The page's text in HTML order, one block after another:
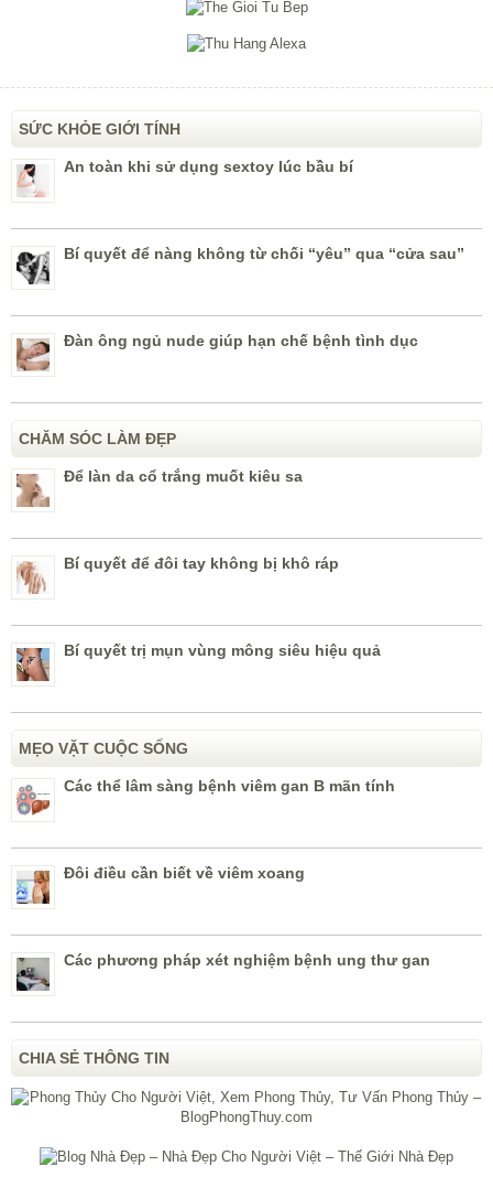
SỨC KHỎE GIỚI TÍNH
An toàn khi sử dụng sextoy lúc bầu bí
Bí quyết để nàng không từ chối “yêu” qua “cửa sau”
Đàn ông ngủ nude giúp hạn chế bệnh tình dục
CHĂM SÓC LÀM ĐẸP
Để làn da cổ trắng muốt kiêu sa
Bí quyết để đôi tay không bị khô ráp
Bí quyết trị mụn vùng mông siêu hiệu quả
MẸO VẶT CUỘC SỐNG
Các thể lâm sàng bệnh viêm gan B mãn tính
Đôi điều cần biết về viêm xoang
Các phương pháp xét nghiệm bệnh ung thư gan
CHIA SẺ THÔNG TIN